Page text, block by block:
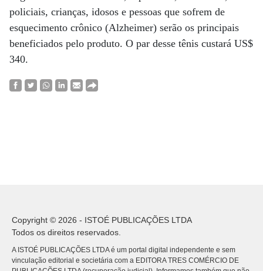
policiais, crianças, idosos e pessoas que sofrem de
esquecimento crônico (Alzheimer) serão os principais
beneficiados pelo produto. O par desse tênis custará US$
340.
Copyright © 2026 - ISTOÉ PUBLICAÇÕES LTDA
Todos os direitos reservados.
A ISTOÉ PUBLICAÇÕES LTDA é um portal digital independente e sem
vinculação editorial e societária com a EDITORA TRES COMÉRCIO DE